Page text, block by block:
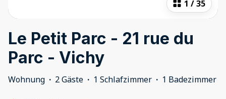
1 /35
Le Petit Parc - 21 rue du
Parc - Vichy
Wohnung · 2 Gäste · 1 Schlafzimmer · 1 Badezimmer